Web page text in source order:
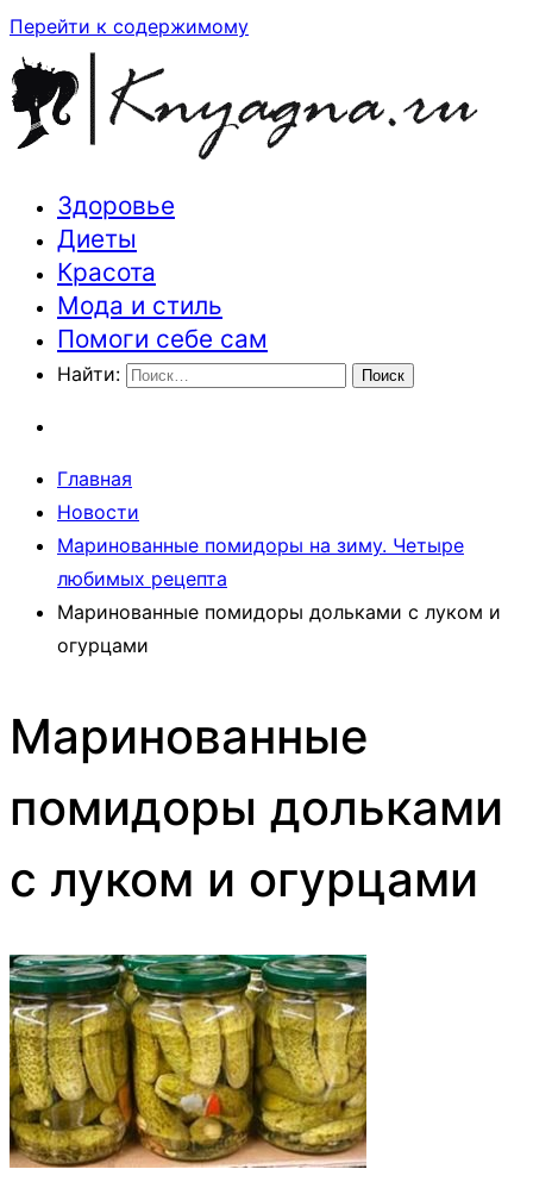
Перейти к содержимому
Траектория здоровья и красоты
Здоровье
Диеты
Красота
Мода и стиль
Помоги себе сам
Найти:
Главная
Новости
Маринованные помидоры на зиму. Четыре
любимых рецепта
Маринованные помидоры дольками с луком и
огурцами
Маринованные
помидоры дольками
с луком и огурцами